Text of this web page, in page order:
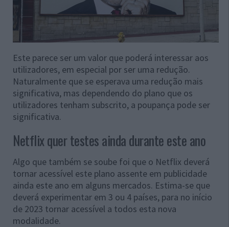
Este parece ser um valor que poderá interessar aos
utilizadores, em especial por ser uma redução.
Naturalmente que se esperava uma redução mais
significativa, mas dependendo do plano que os
utilizadores tenham subscrito, a poupança pode ser
significativa.
Netflix quer testes ainda durante este ano
Algo que também se soube foi que o Netflix deverá
tornar acessível este plano assente em publicidade
ainda este ano em alguns mercados. Estima-se que
deverá experimentar em 3 ou 4 países, para no início
de 2023 tornar acessível a todos esta nova
modalidade.